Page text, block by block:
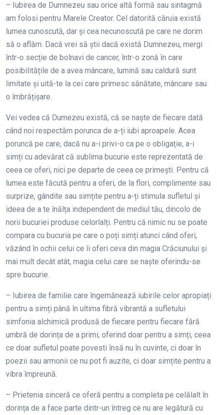
– Iubirea de Dumnezeu sau orice altă formă sau sintagmă
am folosi pentru Marele Creator. Cel datorită căruia există
lumea cunoscută, dar și cea necunoscută pe care ne dorim
să o aflăm. Dacă vrei să știi dacă există Dumnezeu, mergi
într-o secție de bolnavi de cancer, într-o zonă în care
posibilitățile de a avea mâncare, lumină sau caldură sunt
limitate și uită-te la cei care primesc sănătate, mâncare sau
o îmbrățișare.
Vei vedea că Dumezeu există, că se naște de fiecare dată
când noi respectăm porunca de a-ți iubi aproapele. Acea
poruncă pe care, dacă nu a-i privi-o ca pe o obligație, a-i
simți cu adevărat că sublima bucurie este reprezentată de
ceea ce oferi, nici pe departe de ceea ce primești. Pentru că
lumea este făcută pentru a oferi, de la flori, complimente sau
surprize, gândite sau simțite pentru a-ți stimula sufletul și
ideea de a te înălța independent de mediul tău, dincolo de
norii bucuriei produse celorlalți. Pentru că nimic nu se poate
compara cu bucuria pe care o poți simți atunci când oferi,
văzând în ochii celui ce îi oferi ceva din magia Crăciunului și
mai mult decât atât, magia celui care se naște oferindu-se
spre bucurie.
– Iubirea de familie care îngemănează iubirile celor apropiați
pentru a simți până în ultima fibră vibrantă a sufletului
simfonia alchimică produsă de fiecare pentru fiecare fără
umbră de dorința de a primi, oferind doar pentru a simți, ceea
ce doar sufletul poate povesti însă nu în cuvinte, ci doar în
poezii sau armonii ce nu pot fi auzite, ci doar simțite pentru a
vibra împreună.
– Prietenia sinceră ce oferă pentru a completa pe celălalt în
dorința de a face parte dintr-un întreg ce nu are legătură cu